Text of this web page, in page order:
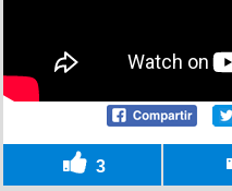
3